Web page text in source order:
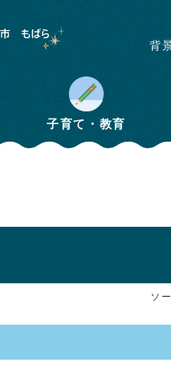
背
子育て・教育
ソ